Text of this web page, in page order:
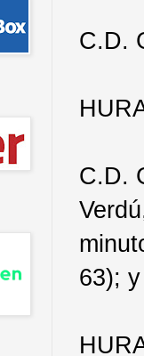
C.D.
C.D.
63);